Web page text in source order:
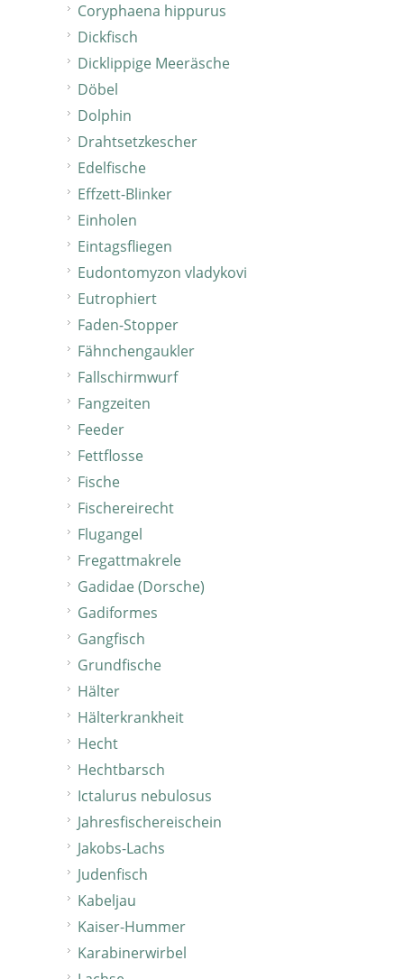
Coryphaena hippurus
Dickfisch
Dicklippige Meeräsche
Döbel
Dolphin
Drahtsetzkescher
Edelfische
Effzett-Blinker
Einholen
Eintagsfliegen
Eudontomyzon vladykovi
Eutrophiert
Faden-Stopper
Fähnchengaukler
Fallschirmwurf
Fangzeiten
Feeder
Fettflosse
Fische
Fischereirecht
Flugangel
Fregattmakrele
Gadidae (Dorsche)
Gadiformes
Gangfisch
Grundfische
Hälter
Hälterkrankheit
Hecht
Hechtbarsch
Ictalurus nebulosus
Jahresfischereischein
Jakobs-Lachs
Judenfisch
Kabeljau
Kaiser-Hummer
Karabinerwirbel